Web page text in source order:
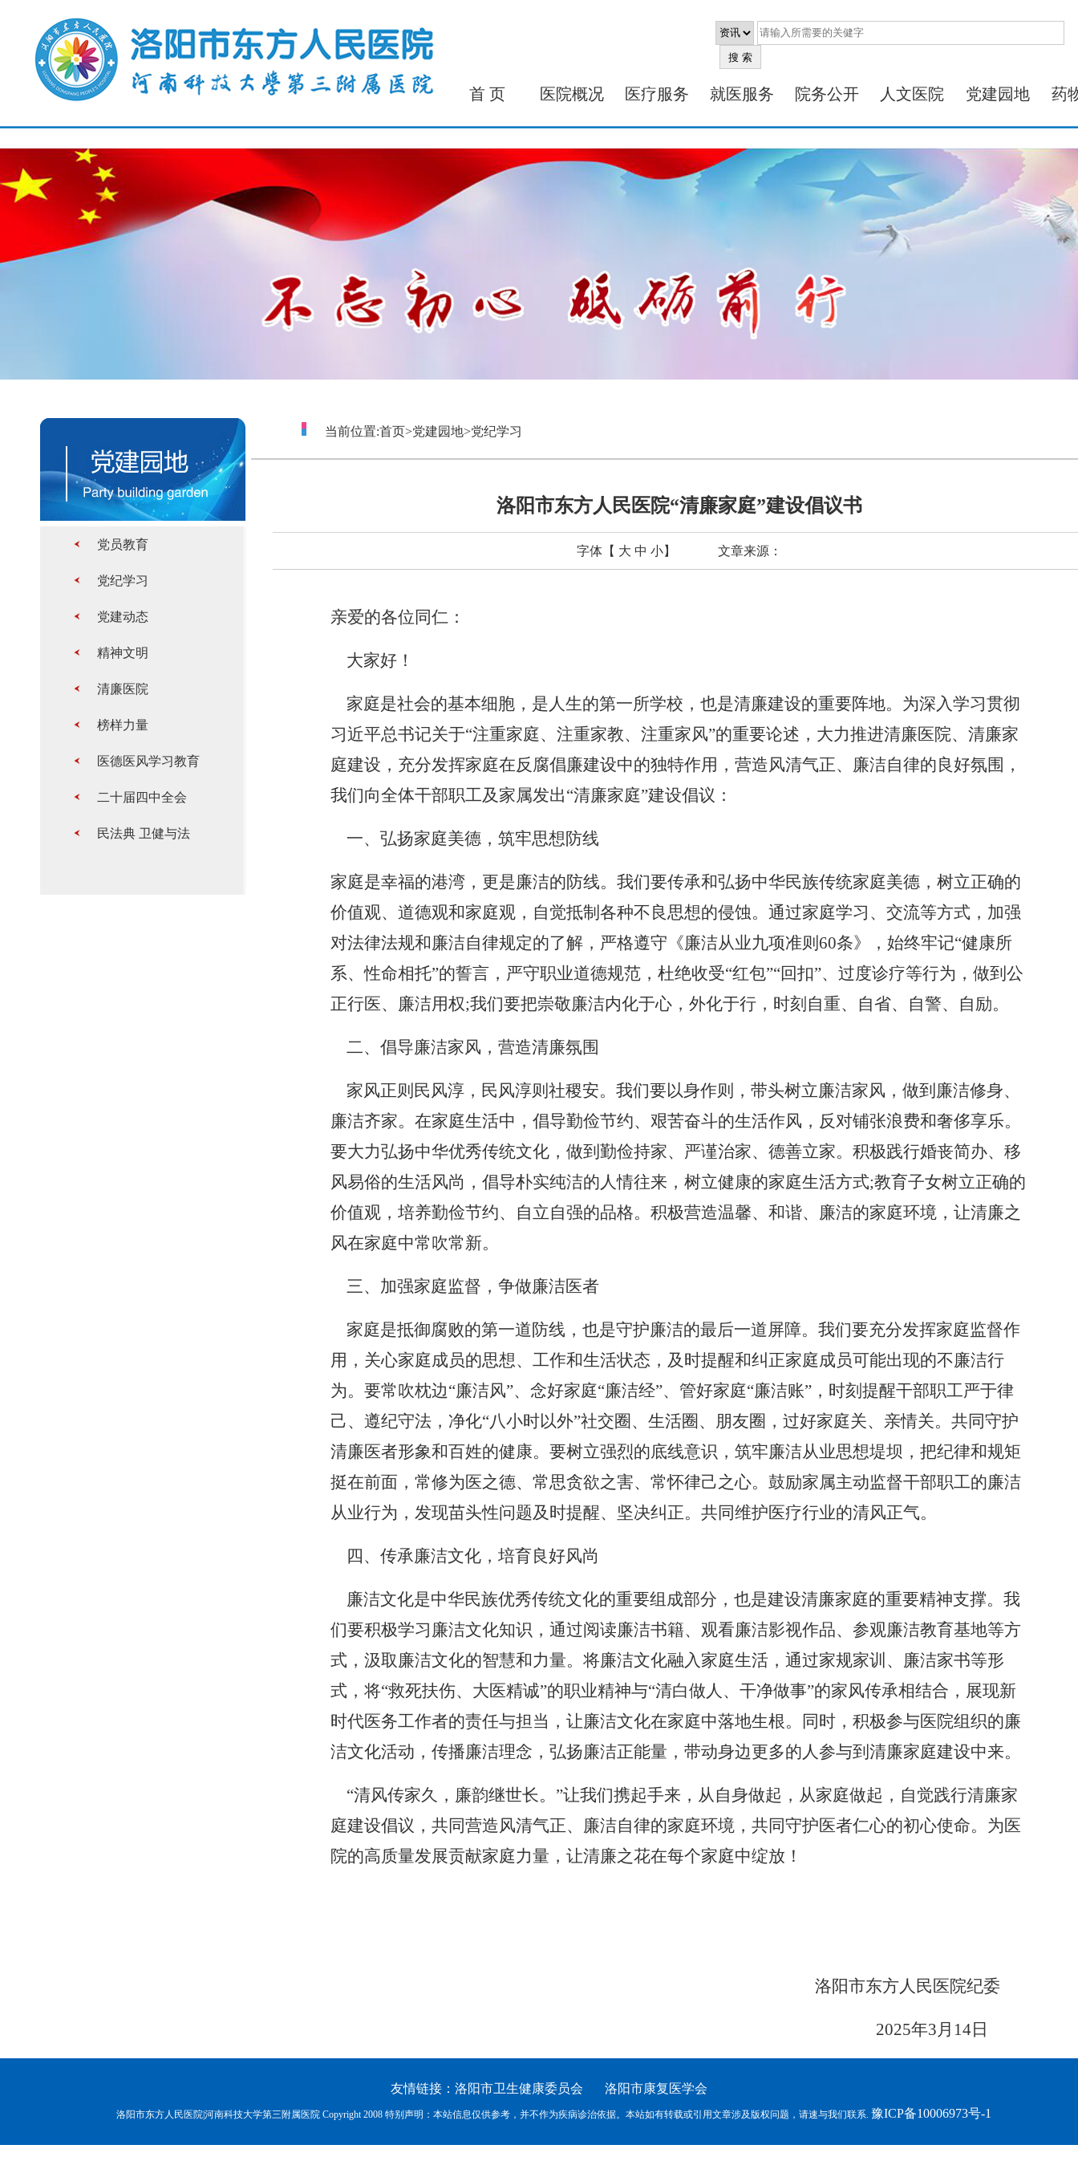
首 页 医院概况 医疗服务 就医服务 院务公开 人文医院 党建园地 药
党员教育
党纪学习
党建动态
精神文明
清廉医院
榜样力量
医德医风学习教育
二十届四中全会
民法典 卫健与法
当前位置:首页>党建园地>党纪学习
洛阳市东方人民医院“清廉家庭”建设倡议书
字体【 大 中 小】 文章来源：
亲爱的各位同仁：
大家好！
家庭是社会的基本细胞，是人生的第一所学校，也是清廉建设的重要阵地。为深入学习贯彻
习近平总书记关于“注重家庭、注重家教、注重家风”的重要论述，大力推进清廉医院、清廉家
庭建设，充分发挥家庭在反腐倡廉建设中的独特作用，营造风清气正、廉洁自律的良好氛围，
我们向全体干部职工及家属发出“清廉家庭”建设倡议：
一、弘扬家庭美德，筑牢思想防线
家庭是幸福的港湾，更是廉洁的防线。我们要传承和弘扬中华民族传统家庭美德，树立正确的
价值观、道德观和家庭观，自觉抵制各种不良思想的侵蚀。通过家庭学习、交流等方式，加强
对法律法规和廉洁自律规定的了解，严格遵守《廉洁从业九项准则 60条》，始终牢记“健康所
系、性命相托”的誓言，严守职业道德规范，杜绝收受“红包”“回扣”、过度诊疗等行为，做到公
正行医、廉洁用权;我们要把崇敬廉洁内化于心，外化于行，时刻自重、自省、自警、自励。
二、倡导廉洁家风，营造清廉氛围
家风正则民风淳，民风淳则社稷安。我们要以身作则，带头树立廉洁家风，做到廉洁修身、
廉洁齐家。在家庭生活中，倡导勤俭节约、艰苦奋斗的生活作风，反对铺张浪费和奢侈享乐。
要大力弘扬中华优秀传统文化，做到勤俭持家、严谨治家、德善立家。积极践行婚丧简办、移
风易俗的生活风尚，倡导朴实纯洁的人情往来，树立健康的家庭生活方式;教育子女树立正确的
价值观，培养勤俭节约、自立自强的品格。积极营造温馨、和谐、廉洁的家庭环境，让清廉之
风在家庭中常吹常新。
三、加强家庭监督，争做廉洁医者
家庭是抵御腐败的第一道防线，也是守护廉洁的最后一道屏障。我们要充分发挥家庭监督作
用，关心家庭成员的思想、工作和生活状态，及时提醒和纠正家庭成员可能出现的不廉洁行
为。要常吹枕边“廉洁风”、念好家庭“廉洁经”、管好家庭“廉洁账”，时刻提醒干部职工严于律
己、遵纪守法，净化“八小时以外”社交圈、生活圈、朋友圈，过好家庭关、亲情关。共同守护
清廉医者形象和百姓的健康。要树立强烈的底线意识，筑牢廉洁从业思想堤坝，把纪律和规矩
挺在前面，常修为医之德、常思贪欲之害、常怀律己之心。鼓励家属主动监督干部职工的廉洁
从业行为，发现苗头性问题及时提醒、坚决纠正。共同维护医疗行业的清风正气。
四、传承廉洁文化，培育良好风尚
廉洁文化是中华民族优秀传统文化的重要组成部分，也是建设清廉家庭的重要精神支撑。我
们要积极学习廉洁文化知识，通过阅读廉洁书籍、观看廉洁影视作品、参观廉洁教育基地等方
式，汲取廉洁文化的智慧和力量。将廉洁文化融入家庭生活，通过家规家训、廉洁家书等形
式，将“救死扶伤、大医精诚”的职业精神与“清白做人、干净做事”的家风传承相结合，展现新
时代医务工作者的责任与担当，让廉洁文化在家庭中落地生根。同时，积极参与医院组织的廉
洁文化活动，传播廉洁理念，弘扬廉洁正能量，带动身边更多的人参与到清廉家庭建设中来。
“清风传家久，廉韵继世长。”让我们携起手来，从自身做起，从家庭做起，自觉践行清廉家
庭建设倡议，共同营造风清气正、廉洁自律的家庭环境，共同守护医者仁心的初心使命。为医
院的高质量发展贡献家庭力量，让清廉之花在每个家庭中绽放！
洛阳市东方人民医院纪委
2025年3月14日
友情链接： 洛阳市卫生健康委员会 洛阳市康复医学会
洛阳市东方人民医院|河南科技大学第三附属医院 Copyright 2008 特别声明：本站信息仅供参考，并不作为疾病诊治依据。本站如有转载或引用文章涉及版权问题，请速与我们联系. 豫ICP备10006973号-1